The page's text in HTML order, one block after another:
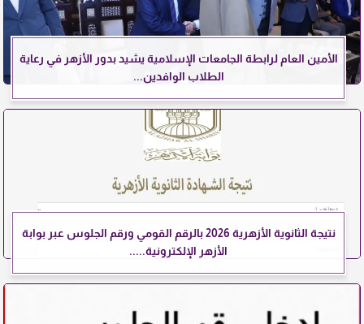
الأمين العام لرابطة الجامعات الإسلامية يشيد بدور الأزهر في رعاية
الطلاب الوافدين...
نتيجة الثانوية الأزهرية 2026 بالرقم القومي ورقم الجلوس عبر بوابة
الأزهر الإلكترونية.....